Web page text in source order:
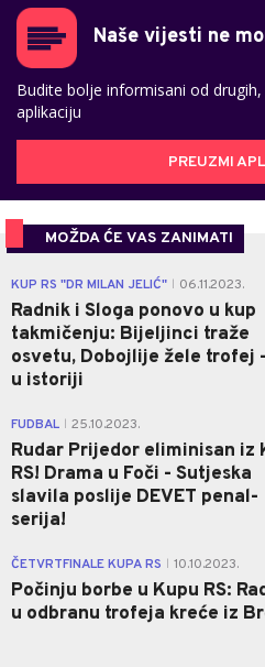
Naše vijesti ne
Budite bolje informisani od
aplikaciju
PREUZMI
MOŽDA ĆE VAS ZANIMATI
KUP RS "DR MILAN JELIĆ" 06.11.2023.
Radnik i Sloga ponovo u kup
takmičenju: Bijeljinci traže
osvetu, Dobojlije žele trofej
u istoriji
FUDBAL 25.10.2023.
Rudar Prijedor eliminisan iz
RS! Drama u Foči - Sutjeska
slavila poslije DEVET penal-
serija!
ČETVRTFINALE KUPA RS 10.10.2023.
Počinju borbe u Kupu RS:
u odbranu trofeja kreće iz